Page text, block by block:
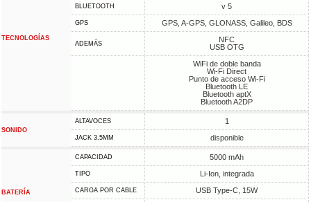
TECNOLOGÍAS
BLUETOOTH v 5
GPS GPS, A-GPS, GLONASS, Galileo, BDS
ADEMÁS
NFC
USB OTG
WiFi de doble banda
Wi-Fi Direct
Punto de acceso Wi-Fi
Bluetooth LE
Bluetooth aptX
Bluetooth A2DP
SONIDO
ALTAVOCES 1
JACK 3,5MM disponible
BATERÍA
CAPACIDAD 5000 mAh
TIPO Li-Ion, integrada
CARGA POR CABLE USB Type-C, 15W